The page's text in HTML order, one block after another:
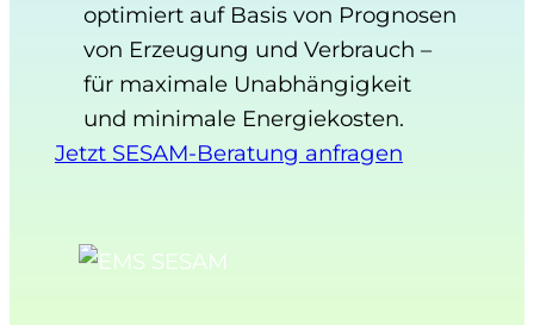
optimiert auf Basis von Prognosen
von Erzeugung und Verbrauch –
für maximale Unabhängigkeit
und minimale Energiekosten.
Jetzt SESAM-Beratung anfragen